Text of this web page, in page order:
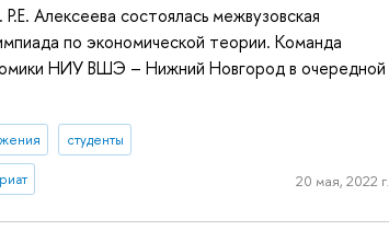
Алексеева состоялась межвузовская
по экономической теории. Команда
НИУ ВШЭ – Нижний Новгород в очередной
студенты
20 мая, 2022 г.